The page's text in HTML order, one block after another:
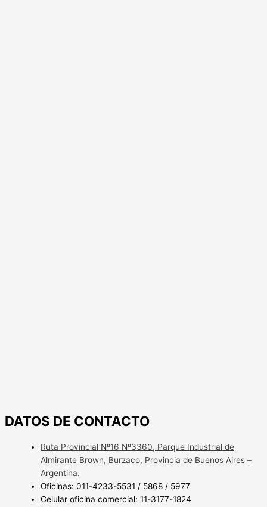
DATOS DE CONTACTO
Ruta Provincial Nº16 Nº3360, Parque Industrial de
Almirante Brown, Burzaco, Provincia de Buenos Aires –
Argentina.
Oficinas: 011-4233-5531 / 5868 / 5977
Celular oficina comercial: 11-3177-1824